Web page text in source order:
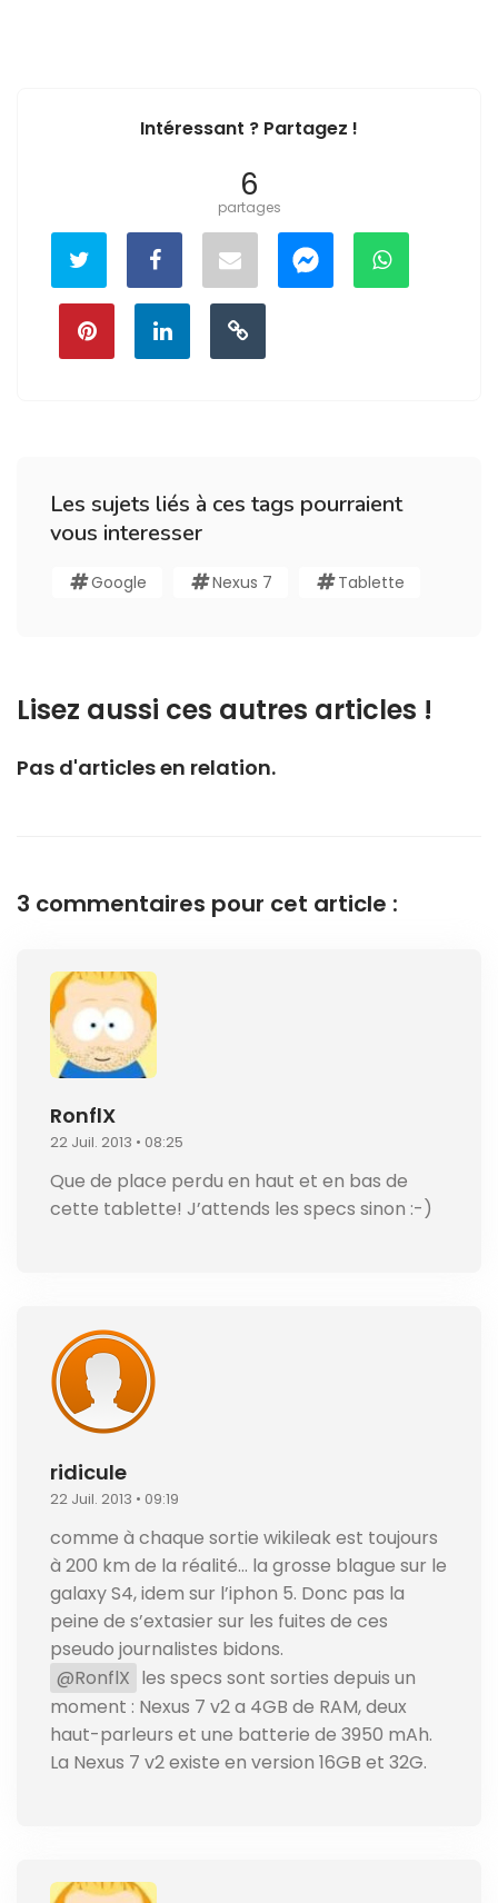
Intéressant ? Partagez !
6
partages
Les sujets liés à ces tags pourraient
vous interesser
Google Nexus 7 Tablette
Lisez aussi ces autres articles !
Pas d'articles en relation.
3 commentaires pour cet article :
RonflX
22 Juil. 2013 • 08:25
Que de place perdu en haut et en bas de
cette tablette! J’attends les specs sinon :-)
ridicule
22 Juil. 2013 • 09:19
comme à chaque sortie wikileak est toujours
à 200 km de la réalité… la grosse blague sur le
galaxy S4, idem sur l’iphon 5. Donc pas la
peine de s’extasier sur les fuites de ces
pseudo journalistes bidons.
@RonflX les specs sont sorties depuis un
moment : Nexus 7 v2 a 4GB de RAM, deux
haut-parleurs et une batterie de 3950 mAh.
La Nexus 7 v2 existe en version 16GB et 32G.